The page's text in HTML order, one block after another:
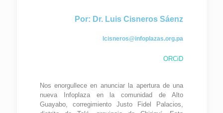
Por: Dr. Luis Cisneros Sáenz
lcisneros@infoplazas.org.pa
ORCiD
Nos enorgullece en anunciar la apertura de una
nueva Infoplaza en la comunidad de Alto
Guayabo, corregimiento Justo Fidel Palacios,